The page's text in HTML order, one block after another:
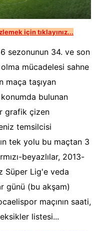
için tıklayınız...
sezonunun 34. ve son
mücadelesi sahne
maça taşıyan
bulunan
grafik çizen
temsilcisi
tek yolu bu maçtan 3
beyazlılar, 2013-
Süper Lig'e veda
günü (bu akşam)
maçının saati,
listesi...